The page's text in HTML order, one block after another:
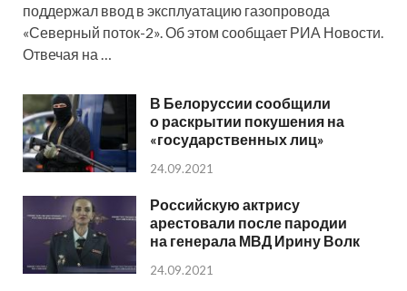
поддержал ввод в эксплуатацию газопровода
«Северный поток-2». Об этом сообщает РИА Новости.
Отвечая на …
В Белоруссии сообщили
о раскрытии покушения на
«государственных лиц»
24.09.2021
Российскую актрису
арестовали после пародии
на генерала МВД Ирину Волк
24.09.2021